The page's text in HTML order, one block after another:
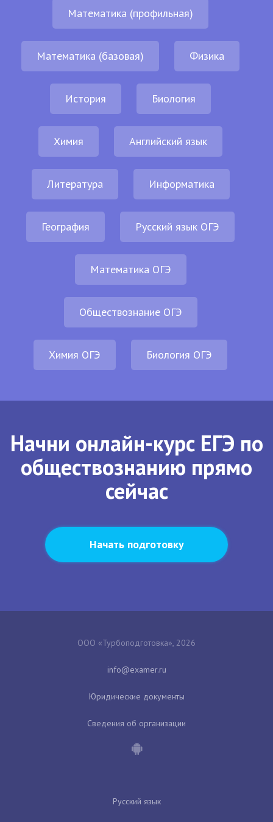
Математика (профильная)
Математика (базовая) Физика
История Биология
Химия Английский язык
Литература Информатика
География Русский язык ОГЭ
Математика ОГЭ
Обществознание ОГЭ
Химия ОГЭ Биология ОГЭ
Начни онлайн-курс ЕГЭ по
обществознанию прямо
сейчас
Начать подготовку
ООО «Турбоподготовка», 2026
Юридические документы
Сведения об организации
Русский язык